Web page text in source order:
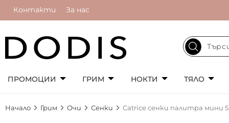
Контакти За нас
ПРОМОЦИИ ГРИМ НОКТИ ТЯЛО
Начало Грим Очи Сенки Catrice сенки палитра мини 5